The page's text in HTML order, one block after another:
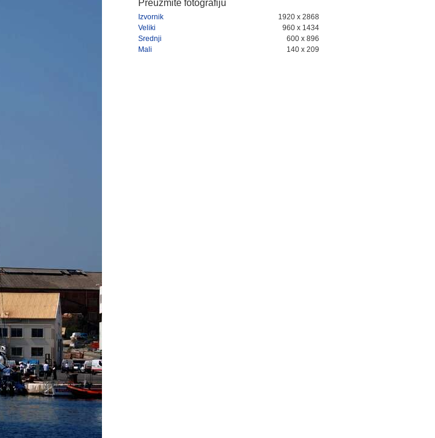
Preuzmite fotografiju
Izvornik
1920 x 2868
Veliki
960 x 1434
Srednji
600 x 896
Mali
140 x 209